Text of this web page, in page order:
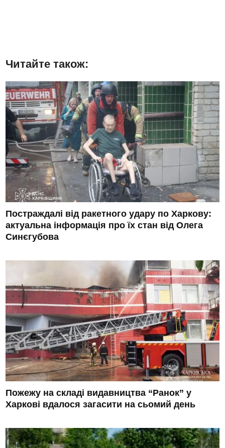
Читайте також:
Постраждалі від ракетного удару по Харкову:
актуальна інформація про їх стан від Олега
Синєгубова
Пожежу на складі видавництва “Ранок” у
Харкові вдалося загасити на сьомий день